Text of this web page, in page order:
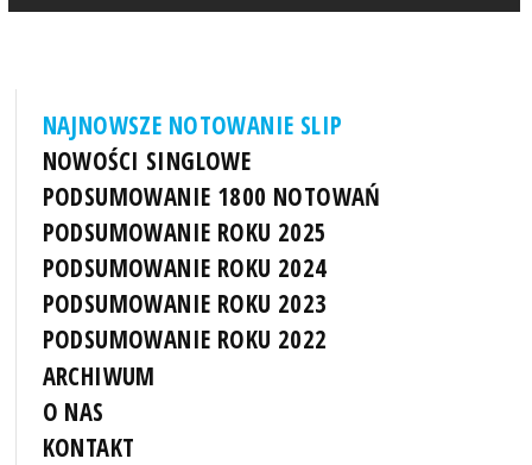
NAJNOWSZE NOTOWANIE SLIP
NOWOŚCI SINGLOWE
PODSUMOWANIE 1800 NOTOWAŃ
PODSUMOWANIE ROKU 2025
PODSUMOWANIE ROKU 2024
PODSUMOWANIE ROKU 2023
PODSUMOWANIE ROKU 2022
ARCHIWUM
O NAS
KONTAKT